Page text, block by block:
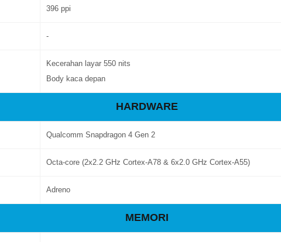
396 ppi
-
Kecerahan layar 550 nits
Body kaca depan
HARDWARE
Qualcomm Snapdragon 4 Gen 2
Octa-core (2x2.2 GHz Cortex-A78 & 6x2.0 GHz Cortex-A55)
Adreno
MEMORI